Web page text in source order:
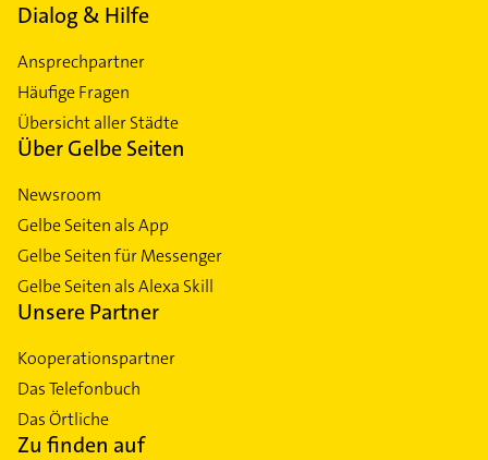
Dialog & Hilfe
Ansprechpartner
Häufige Fragen
Übersicht aller Städte
Über Gelbe Seiten
Newsroom
Gelbe Seiten als App
Gelbe Seiten für Messenger
Gelbe Seiten als Alexa Skill
Unsere Partner
Kooperationspartner
Das Telefonbuch
Das Örtliche
Zu finden auf